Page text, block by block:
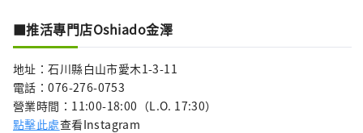
■推活專門店Oshiado金澤
地址：石川縣白山市愛木1-3-11
電話：076-276-0753
營業時間：11:00-18:00（L.O. 17:30）
點擊此處查看Instagram